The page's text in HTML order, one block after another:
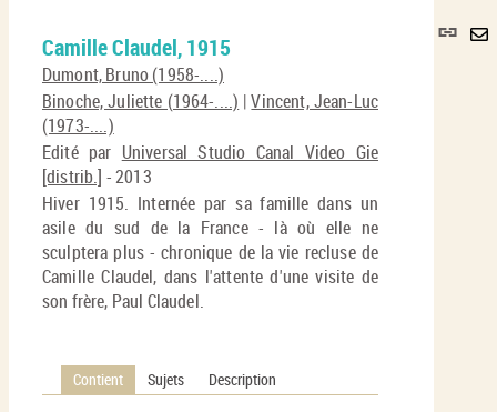
Lien
Camille Claudel, 1915
Dumont, Bruno (1958-....)
Binoche, Juliette (1964-....) |Vincent, Jean-Luc
(1973-....)
Edité par Universal Studio Canal Video Gie
[distrib.] - 2013
Hiver 1915. Internée par sa famille dans un
asile du sud de la France - là où elle ne
sculptera plus - chronique de la vie recluse de
Camille Claudel, dans l'attente d'une visite de
son frère, Paul Claudel.
Contient Sujets Description